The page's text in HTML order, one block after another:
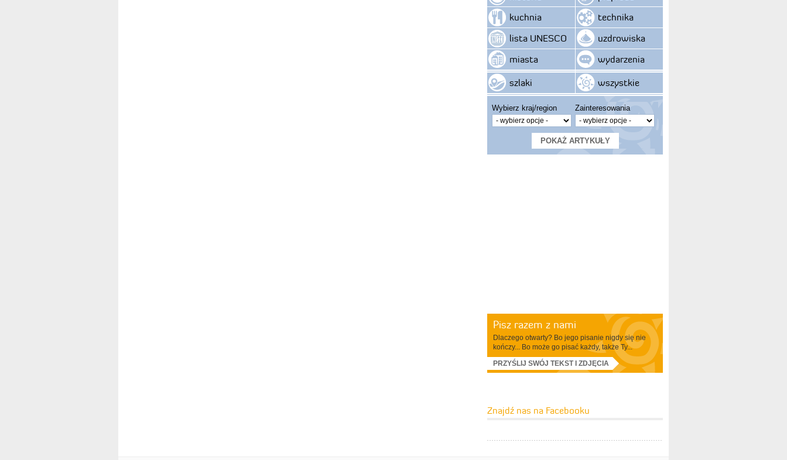
kuchnia
lista UNESCO
miasta
szlaki
technika
uzdrowiska
wydarzenia
wszystkie
Wybierz kraj/region Zainteresowania
Pisz razem z nami
Dlaczego otwarty? Bo jego pisanie nigdy się nie
kończy... Bo może go pisać każdy, także Ty...
PRZYŚLIJ SWÓJ TEKST I ZDJĘCIA
Znajdź nas na Facebooku